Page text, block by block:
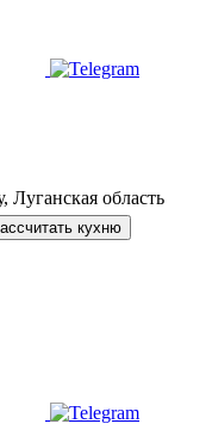
Луганская область
кухню